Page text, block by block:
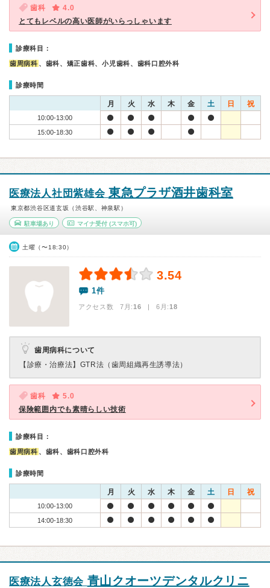
歯科
4.0
とてもレベルの高い医師がいらっしゃいます
診療科目：
歯周病科 、歯科、矯正歯科、小児歯科、歯科口腔外科
診療時間
月 火 水 木 金 土 日 祝
10:00-13:00
15:00-18:30
医療法人社団紫雄会 東急プラザ酒井歯科室
東京都渋谷区道玄坂（渋谷駅、神泉駅）
駐車場あり マイナ受付(スマホ可)
土曜（〜18:30）
3.54
1件
アクセス数 7月:16 | 6月:18
歯周病科について
【診療・治療法】 GTR法（歯周組織再生誘導法）
歯科
5.0
保険範囲内でも素晴らしい技術
診療科目：
歯周病科 、歯科、歯科口腔外科
診療時間
月 火 水 木 金 土 日 祝
10:00-13:00
14:00-18:30
医療法人玄徳会 青山クオーツデンタルクリニ